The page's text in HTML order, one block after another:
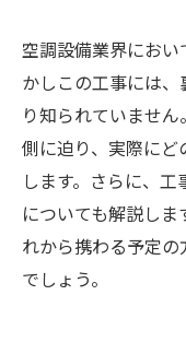
空調設備業界におい
かしこの工事には
り知られていませ
側に迫り、実際に
します。さらに、
についても解説し
れから携わる予定
でしょう。